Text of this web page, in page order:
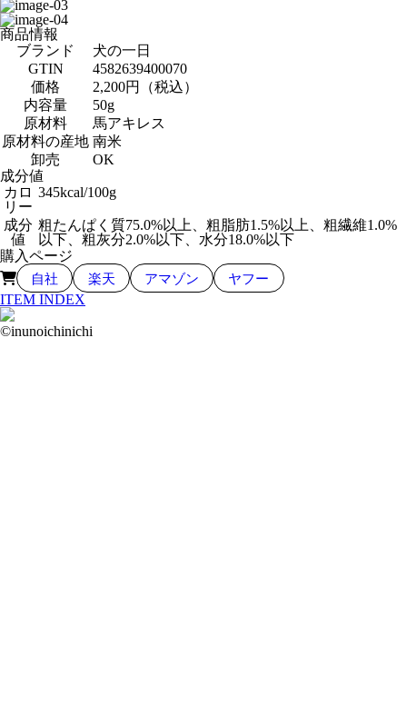
商品情報
ブランド
犬の一日
GTIN
4582639400070
価格
2,200円（税込）
内容量
50g
原材料
馬アキレス
原材料の産地 南米
卸売
OK
成分値
カロ
リー
345kcal/100g
成分
値
粗たんぱく質75.0%以上、粗脂肪1.5%以上、粗繊維1.0%
以下、粗灰分2.0%以下、水分18.0%以下
購入ページ
自社
楽天 アマゾン
ヤフー
ITEM INDEX
©inunoichinichi